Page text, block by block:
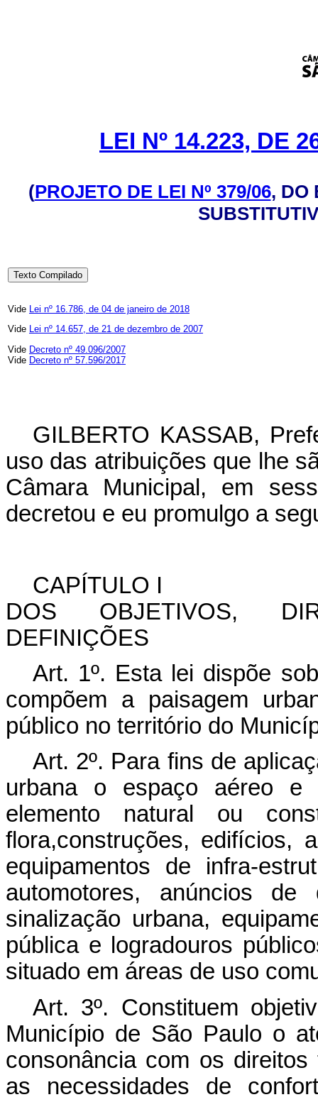
LEI Nº 14.223, DE
(PROJETO DE LEI Nº 379/06, DO
Texto Compilado
Vide Lei nº 16.786, de 04 de janeiro de 2018
Vide Lei nº 14.657, de 21 de dezembro de 2007
Vide Decreto nº 49.096/2007
Vide Decreto nº 57.596/2017
GILBERTO KASSAB,
uso das atribuições que lhe
Câmara Municipal, em
decretou e eu promulgo a
CAPÍTULO I
DOS OBJETIVOS,
DEFINIÇÕES
Art. 1º. Esta lei dispõe
compõem a paisagem
público no território do
Art. 2º. Para fins de
urbana o espaço aéreo e
elemento natural ou
flora,construções, edifícios,
equipamentos de infra-
automotores, anúncios de
sinalização urbana,
pública e logradouros
situado em áreas de uso
Art. 3º. Constituem
Município de São Paulo o
consonância com os
as necessidades de